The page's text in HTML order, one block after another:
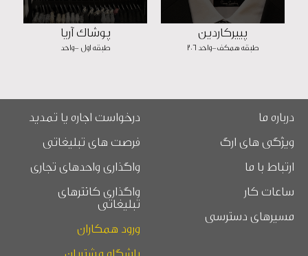
پییرکاردین
طبقه همکف-واحد 206
پوشاک آریا
طبقه اول -واحد
درباره ما
ویژگی های ارگ
ارتباط با ما
ساعات کار
مسیرهای دسترسی
درخواست اجاره یا تمدید
فرصت های تبلیغاتی
واگذاری واحدهای تجاری
واگذاری کانترهای
تبلیغاتی
ورود همکاران